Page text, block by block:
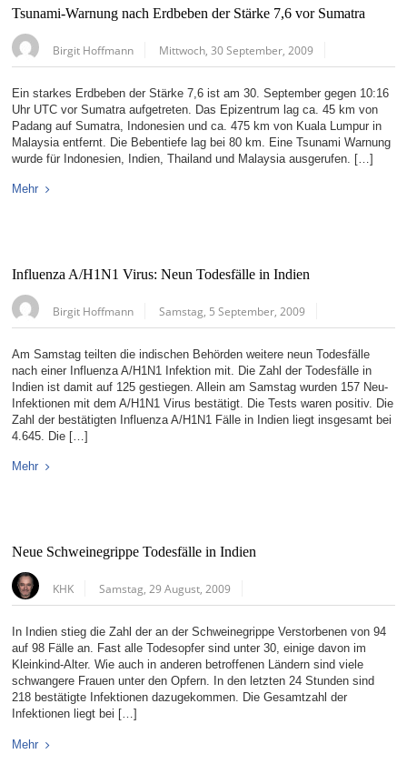
Tsunami-Warnung nach Erdbeben der Stärke 7,6 vor Sumatra
Birgit Hoffmann Mittwoch, 30 September, 2009
Ein starkes Erdbeben der Stärke 7,6 ist am 30. September gegen 10:16
Uhr UTC vor Sumatra aufgetreten. Das Epizentrum lag ca. 45 km von
Padang auf Sumatra, Indonesien und ca. 475 km von Kuala Lumpur in
Malaysia entfernt. Die Bebentiefe lag bei 80 km. Eine Tsunami Warnung
wurde für Indonesien, Indien, Thailand und Malaysia ausgerufen. […]
Mehr
Influenza A/H1N1 Virus: Neun Todesfälle in Indien
Birgit Hoffmann Samstag, 5 September, 2009
Am Samstag teilten die indischen Behörden weitere neun Todesfälle
nach einer Influenza A/H1N1 Infektion mit. Die Zahl der Todesfälle in
Indien ist damit auf 125 gestiegen. Allein am Samstag wurden 157 Neu-
Infektionen mit dem A/H1N1 Virus bestätigt. Die Tests waren positiv. Die
Zahl der bestätigten Influenza A/H1N1 Fälle in Indien liegt insgesamt bei
4.645. Die […]
Mehr
Neue Schweinegrippe Todesfälle in Indien
KHK Samstag, 29 August, 2009
In Indien stieg die Zahl der an der Schweinegrippe Verstorbenen von 94
auf 98 Fälle an. Fast alle Todesopfer sind unter 30, einige davon im
Kleinkind-Alter. Wie auch in anderen betroffenen Ländern sind viele
schwangere Frauen unter den Opfern. In den letzten 24 Stunden sind
218 bestätigte Infektionen dazugekommen. Die Gesamtzahl der
Infektionen liegt bei […]
Mehr